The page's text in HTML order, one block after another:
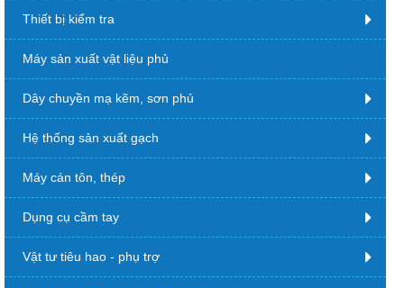
Thiết bị kiểm tra
Máy sản xuất vật liệu phủ
Dây chuyền mạ kẽm, sơn phủ
Hệ thống sản xuất gạch
Máy cán tôn, thép
Dụng cụ cầm tay
Vật tư tiêu hao - phụ trợ